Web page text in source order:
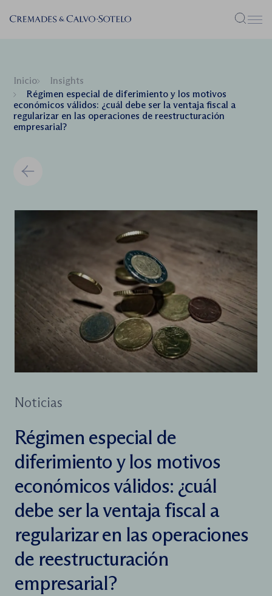
Menú
Inicio
Insights
Régimen especial de diferimiento y los motivos
económicos válidos: ¿cuál debe ser la ventaja fiscal a
regularizar en las operaciones de reestructuración
empresarial?
Noticias
Régimen especial de
diferimiento y los motivos
económicos válidos: ¿cuál
debe ser la ventaja fiscal a
regularizar en las operaciones
de reestructuración
empresarial?